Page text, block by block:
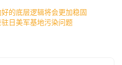
的底层逻辑将会更加稳固
日美军基地污染问题